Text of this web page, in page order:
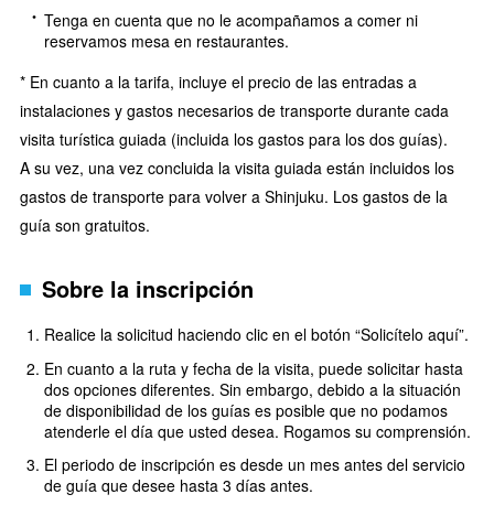
Tenga en cuenta que no le acompañamos a comer ni
reservamos mesa en restaurantes.
* En cuanto a la tarifa, incluye el precio de las entradas a
instalaciones y gastos necesarios de transporte durante cada
visita turística guiada (incluida los gastos para los dos guías).
A su vez, una vez concluida la visita guiada están incluidos los
gastos de transporte para volver a Shinjuku. Los gastos de la
guía son gratuitos.
Sobre la inscripción
Realice la solicitud haciendo clic en el botón “Solicítelo aquí”.
En cuanto a la ruta y fecha de la visita, puede solicitar hasta
dos opciones diferentes. Sin embargo, debido a la situación
de disponibilidad de los guías es posible que no podamos
atenderle el día que usted desea. Rogamos su comprensión.
El periodo de inscripción es desde un mes antes del servicio
de guía que desee hasta 3 días antes.